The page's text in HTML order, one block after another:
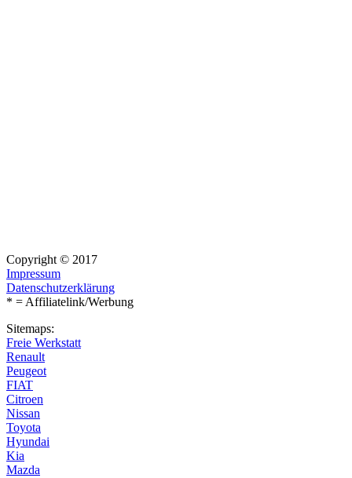
Copyright © 2017
Impressum
Datenschutzerklärung
* = Affiliatelink/Werbung
Sitemaps:
Freie Werkstatt
Renault
Peugeot
FIAT
Citroen
Nissan
Toyota
Hyundai
Kia
Mazda